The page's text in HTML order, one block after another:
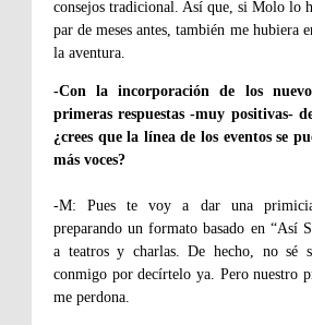
consejos tradicional. Así que, si Molo lo
par de meses antes, también me hubiera
la aventura.
-Con la incorporación de los
primeras respuestas -muy positivas-
¿crees que la línea de los eventos se
más voces?
-M: Pues te voy a dar una
preparando un formato basado en “Así
a teatros y charlas. De hecho, no sé
conmigo por decírtelo ya. Pero nuestro
me perdona.